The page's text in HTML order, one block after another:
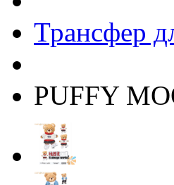
Трансфер
PUFFY